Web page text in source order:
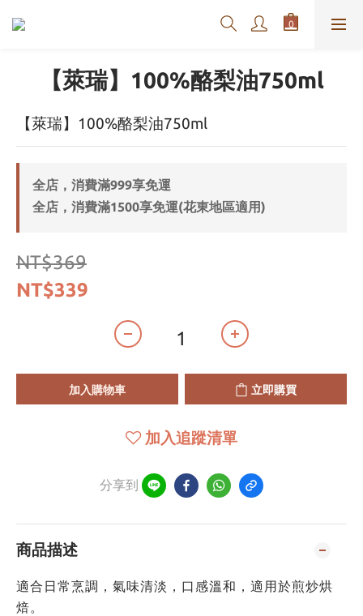
【萊瑞】100%酪梨油750ml
【萊瑞】100%酪梨油750ml
全店，消費滿999享免運
全店，消費滿1500享免運(花東地區適用)
NT$369
NT$339
加入購物車 立即購買
加入追蹤清單
分享到
商品描述
適合日常烹調，氣味清淡，口感溫和，適用於煎炒烘
焙。